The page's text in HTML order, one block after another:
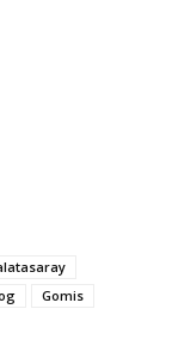
Gomis